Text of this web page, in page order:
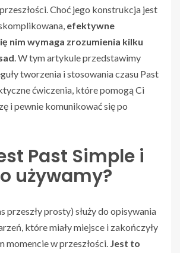
Choć jego konstrukcja jest
efektywne
nim wymaga zrozumienia kilku
. W tym artykule przedstawimy
tworzenia i stosowania czasu Past
ćwiczenia, które pomogą Ci
i pewnie komunikować się po
Past Simple i
używamy?
przeszły prosty) służy do opisywania
które miały miejsce i zakończyły
momencie w przeszłości. Jest to